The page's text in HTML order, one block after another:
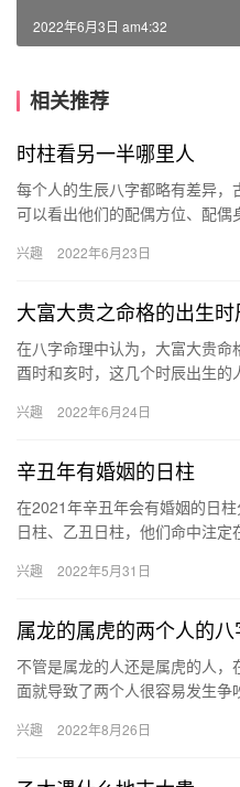
2022年6月3日 am4:32
相关推荐
时柱看另一半哪里人
每个人的生辰八字都略有差异，
可以看出他们的配偶方位、配偶
婚诀…
兴趣 2022年6月23日
大富大贵之命格的出生时
在八字命理中认为，大富大贵命
酉时和亥时，这几个时辰出生
子…
兴趣 2022年6月24日
辛丑年有婚姻的日柱
在2021年辛丑年会有婚姻的日
日柱、乙丑日柱，他们命中注
理。…
兴趣 2022年5月31日
属龙的属虎的两个人的
不管是属龙的人还是属虎的人
面就导致了两个人很容易发生
去了解…
兴趣 2022年8月26日